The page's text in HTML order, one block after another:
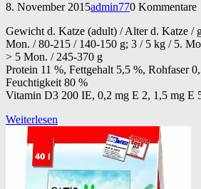
8. November 2015admin770 Kommentare
Gewicht d. Katze (adult) / Alter d. Katze /
Mon. / 80-215 / 140-150 g; 3 / 5 kg / 5.
> 5 Mon. / 245-370 g
Protein 11 %, Fettgehalt 5,5 %, Rohfaser
Feuchtigkeit 80 %
Vitamin D3 200 IE, 0,2 mg E 2, 1,5 mg E
Weiterlesen